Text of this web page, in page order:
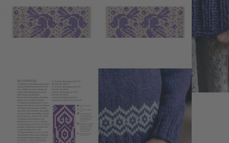
macht diese Modelle zu einem Must-have für jeden Strickliebhaber.
Dank der detaillierten Anleitungen können Stricker*innen jeden
Levels in die Welt desScandi Strickenseintauchen. Die
ausgereiften Beschreibungen führen Schritt für Schritt durch das
sind nicht nur modisch,
Nahtloses Design: Ermöglicht maximalen Komfort und Freiheit
beim Tragen.
Umfangreiche Anleitungen: Bieten eine klare Schritt-für-Schritt-
Hilfe, ideal für alle Stricklevel.
Luxuriöse Materialien
: Sorgen für ein angenehmes Tragegefühl
und lange Haltbarkeit.